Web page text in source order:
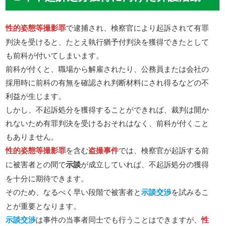
性的姿態等撮影罪で逮捕され、検察官により起訴されて有罪
判決を受けると、たとえ執行猶予付判決を獲得できたとして
も前科が付いてしまいます。
前科が付くと、職場から解雇されたり、公務員または会社の
採用時に前科の有無を確認され判断材料にされ得るなどの不
利益が生じます。
しかし、不起訴処分を獲得することができれば、裁判は開か
れないため有罪判決を受けるおそれはなく、前科が付くこと
もありません。
性的姿態等撮影罪を含む盗撮事件では、検察官が起訴する前
に被害者との間で示談が成立していれば、不起訴処分の獲得
を十分に期待できます。
そのため、なるべく早い段階で被害者と示談交渉を試みるこ
とが重要となります。
示談交渉は事件の当事者同士でも行うことはできますが、性